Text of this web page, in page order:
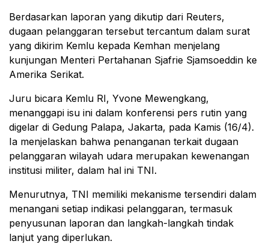
Berdasarkan laporan yang dikutip dari Reuters,
dugaan pelanggaran tersebut tercantum dalam surat
yang dikirim Kemlu kepada Kemhan menjelang
kunjungan Menteri Pertahanan Sjafrie Sjamsoeddin ke
Amerika Serikat.
Juru bicara Kemlu RI, Yvone Mewengkang,
menanggapi isu ini dalam konferensi pers rutin yang
digelar di Gedung Palapa, Jakarta, pada Kamis (16/4).
Ia menjelaskan bahwa penanganan terkait dugaan
pelanggaran wilayah udara merupakan kewenangan
institusi militer, dalam hal ini TNI.
Menurutnya, TNI memiliki mekanisme tersendiri dalam
menangani setiap indikasi pelanggaran, termasuk
penyusunan laporan dan langkah-langkah tindak
lanjut yang diperlukan.